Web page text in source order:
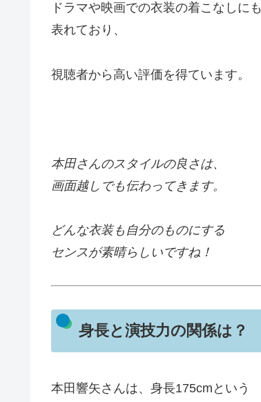
ドラマや映画での衣装の着こなしにも
表れており、
視聴者から高い評価を得ています。
本田さんのスタイルの良さは、
画面越しでも伝わってきます。
どんな衣装も自分のものにする
センスが素晴らしいですね！
身長と演技力の関係は？
本田響矢さんは、身長175cmという